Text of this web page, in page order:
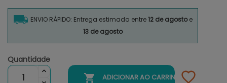
ENVIO RÁPIDO: Entrega estimada entre12 de agostoe
13 de agosto
Quantidade
 ADICIONAR AO CARRINHO